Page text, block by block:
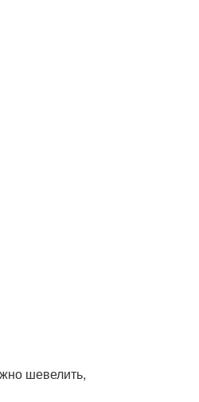
шевелить,